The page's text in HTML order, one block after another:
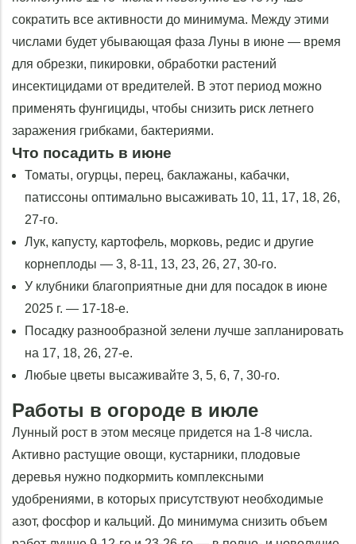
сократить все активности до минимума. Между этими
числами будет убывающая фаза Луны в июне — время
для обрезки, пикировки, обработки растений
инсектицидами от вредителей. В этот период можно
применять фунгициды, чтобы снизить риск летнего
заражения грибками, бактериями.
Что посадить в июне
Томаты, огурцы, перец, баклажаны, кабачки,
патиссоны оптимально высаживать 10, 11, 17, 18, 26,
27-го.
Лук, капусту, картофель, морковь, редис и другие
корнеплоды — 3, 8-11, 13, 23, 26, 27, 30-го.
У клубники благоприятные дни для посадок в июне
2025 г. — 17-18-е.
Посадку разнообразной зелени лучше запланировать
на 17, 18, 26, 27-е.
Любые цветы высаживайте 3, 5, 6, 7, 30-го.
Работы в огороде в июле
Лунный рост в этом месяце придется на 1-8 числа.
Активно растущие овощи, кустарники, плодовые
деревья нужно подкормить комплексными
удобрениями, в которых присутствуют необходимые
азот, фосфор и кальций. До минимума снизить объем